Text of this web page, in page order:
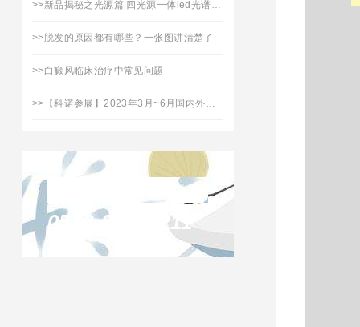
>>新品揭秘之光源篇|四光源一体led光谱治疗仪「拾光」焕新上市
>> 脱发的原因都有哪些？一张图讲清楚了
>>白癜风临床治疗中常见问题
>> 【科诺参展】2023年3月~6月国内外展会日程表
联系凯发天生赢家
0516-87732211